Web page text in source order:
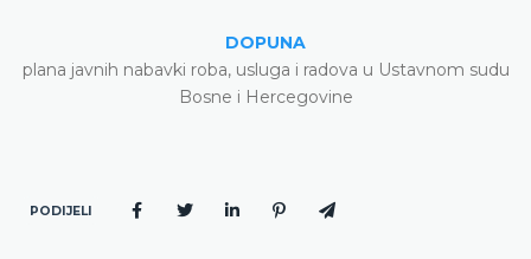
DOPUNA
plana javnih nabavki roba, usluga i radova u Ustavnom sudu
Bosne i Hercegovine
PODIJELI